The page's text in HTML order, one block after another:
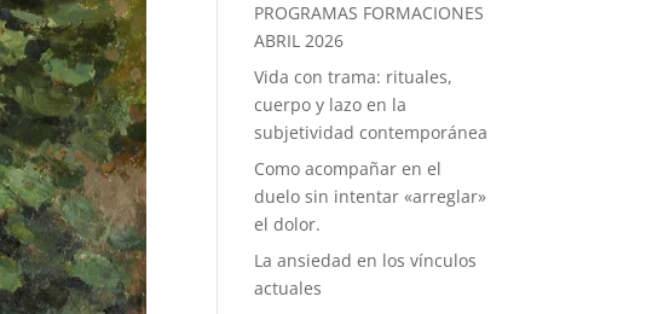
PROGRAMAS FORMACIONES
ABRIL 2026
Vida con trama: rituales,
cuerpo y lazo en la
subjetividad contemporánea
Como acompañar en el
duelo sin intentar «arreglar»
el dolor.
La ansiedad en los vínculos
actuales